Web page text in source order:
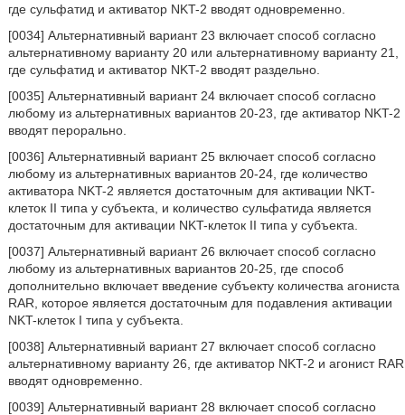
где сульфатид и активатор NKT-2 вводят одновременно.
[0034] Альтернативный вариант 23 включает способ согласно
альтернативному варианту 20 или альтернативному варианту 21,
где сульфатид и активатор NKT-2 вводят раздельно.
[0035] Альтернативный вариант 24 включает способ согласно
любому из альтернативных вариантов 20-23, где активатор NKT-2
вводят перорально.
[0036] Альтернативный вариант 25 включает способ согласно
любому из альтернативных вариантов 20-24, где количество
активатора NKT-2 является достаточным для активации NKT-
клеток II типа у субъекта, и количество сульфатида является
достаточным для активации NKT-клеток II типа у субъекта.
[0037] Альтернативный вариант 26 включает способ согласно
любому из альтернативных вариантов 20-25, где способ
дополнительно включает введение субъекту количества агониста
RAR, которое является достаточным для подавления активации
NKT-клеток I типа у субъекта.
[0038] Альтернативный вариант 27 включает способ согласно
альтернативному варианту 26, где активатор NKT-2 и агонист RAR
вводят одновременно.
[0039] Альтернативный вариант 28 включает способ согласно